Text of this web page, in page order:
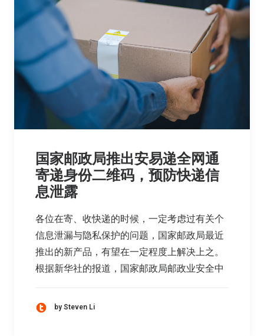
国家邮政局推出安易递全网通
寄递身份二维码，预防快递信
息泄露
各位在寄、收快递的时候，一定考虑过有关个
信息泄漏与隐私保护的问题，国家邮政局最近
推出的新产品，有望在一定程度上解决上之。
根据新华社的报道，国家邮政局邮政业安全中
by Steven Li